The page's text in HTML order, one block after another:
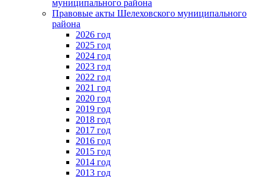
муниципального района
Правовые акты Шелеховского муниципального
района
2026 год
2025 год
2024 год
2023 год
2022 год
2021 год
2020 год
2019 год
2018 год
2017 год
2016 год
2015 год
2014 год
2013 год